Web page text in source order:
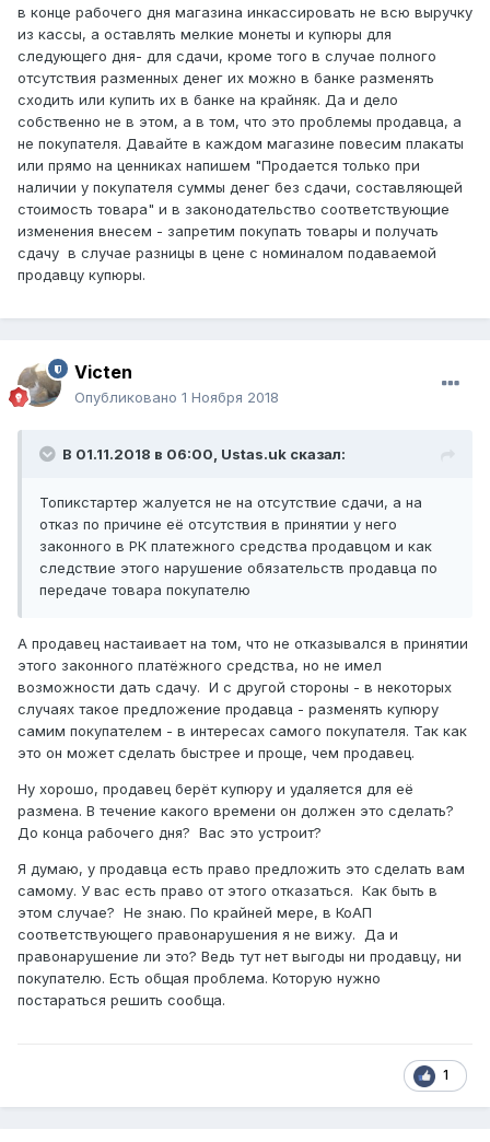
в конце рабочего дня магазина инкассировать не всю выручку
из кассы, а оставлять мелкие монеты и купюры для
следующего дня- для сдачи, кроме того в случае полного
отсутствия разменных денег их можно в банке разменять
сходить или купить их в банке на крайняк. Да и дело
собственно не в этом, а в том, что это проблемы продавца, а
не покупателя. Давайте в каждом магазине повесим плакаты
или прямо на ценниках напишем "Продается только при
наличии у покупателя суммы денег без сдачи, составляющей
стоимость товара" и в законодательство соответствующие
изменения внесем - запретим покупать товары и получать
сдачу в случае разницы в цене с номиналом подаваемой
продавцу купюры.
Victen
Опубликовано 1 Ноября 2018
В 01.11.2018 в 06:00, Ustas.uk сказал:
Топикстартер жалуется не на отсутствие сдачи, а на
отказ по причине её отсутствия в принятии у него
законного в РК платежного средства продавцом и как
следствие этого нарушение обязательств продавца по
передаче товара покупателю
А продавец настаивает на том, что не отказывался в принятии
этого законного платёжного средства, но не имел
возможности дать сдачу. И с другой стороны - в некоторых
случаях такое предложение продавца - разменять купюру
самим покупателем - в интересах самого покупателя. Так как
это он может сделать быстрее и проще, чем продавец.
Ну хорошо, продавец берёт купюру и удаляется для её
размена. В течение какого времени он должен это сделать?
До конца рабочего дня? Вас это устроит?
Я думаю, у продавца есть право предложить это сделать вам
самому. У вас есть право от этого отказаться. Как быть в
этом случае? Не знаю. По крайней мере, в КоАП
соответствующего правонарушения я не вижу. Да и
правонарушение ли это? Ведь тут нет выгоды ни продавцу, ни
покупателю. Есть общая проблема. Которую нужно
постараться решить сообща.
1